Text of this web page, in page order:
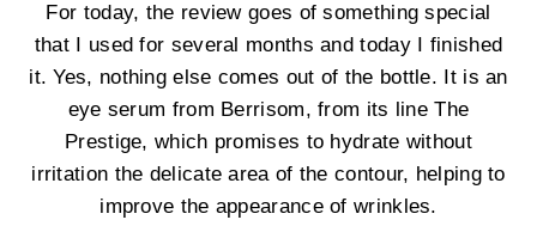
For today, the review goes of something special
that I used for several months and today I finished
it. Yes, nothing else comes out of the bottle. It is an
eye serum from Berrisom, from its line The
Prestige, which promises to hydrate without
irritation the delicate area of the contour, helping to
improve the appearance of wrinkles.